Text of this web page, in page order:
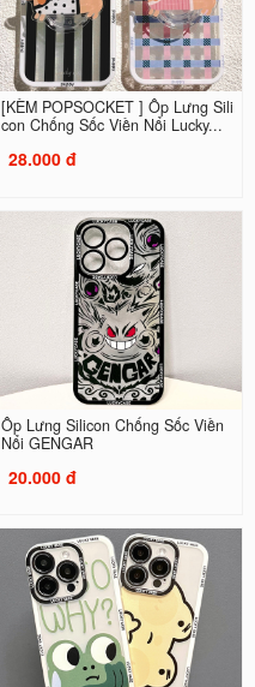
[KÈM POPSOCKET ] Ốp Lưng Sili
con Chống Sốc Viền Nổi Lucky...
28.000 đ
Ốp Lưng Silicon Chống Sốc Viền
Nổi GENGAR
20.000 đ